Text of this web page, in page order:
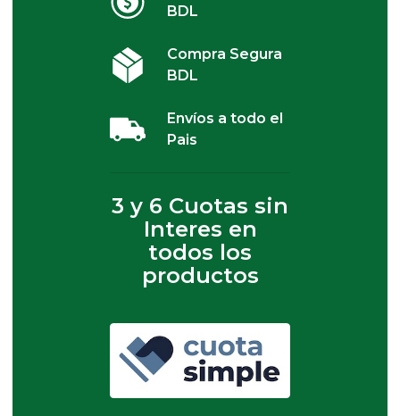
BDL
Compra Segura
BDL
Envíos a todo el
Pais
3 y 6 Cuotas sin
Interes en
todos los
productos